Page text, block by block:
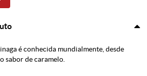
é conhecida mundialmente, desde
sabor de caramelo.